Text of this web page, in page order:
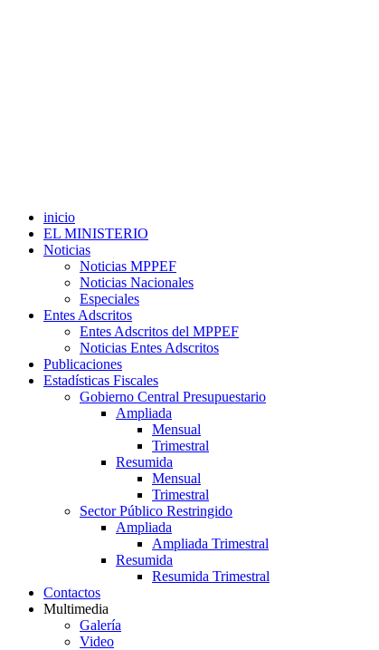
inicio
EL MINISTERIO
Noticias
Noticias MPPEF
Noticias Nacionales
Especiales
Entes Adscritos
Entes Adscritos del MPPEF
Noticias Entes Adscritos
Publicaciones
Estadísticas Fiscales
Gobierno Central Presupuestario
Ampliada
Mensual
Trimestral
Resumida
Mensual
Trimestral
Sector Público Restringido
Ampliada
Ampliada Trimestral
Resumida
Resumida Trimestral
Contactos
Multimedia
Galería
Video